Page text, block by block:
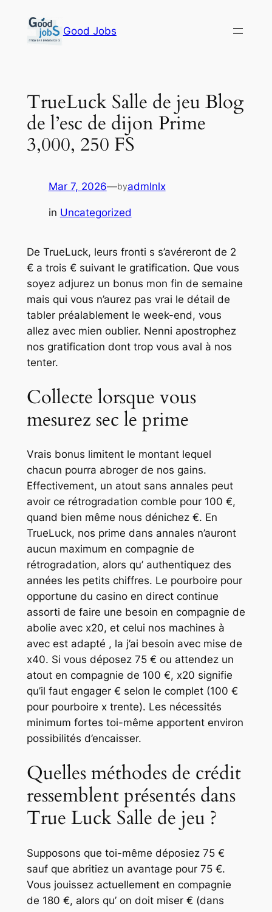
content
Good Jobs
TrueLuck Salle de jeu Blog
de l’esc de dijon Prime
3,000, 250 FS
Mar 7, 2026—byadmlnlx
in Uncategorized
De TrueLuck, leurs fronti s s’avéreront de 2
€ a trois € suivant le gratification. Que vous
soyez adjurez un bonus mon fin de semaine
mais qui vous n’aurez pas vrai le détail de
tabler préalablement le week-end, vous
allez avec mien oublier. Nenni apostrophez
nos gratification dont trop vous aval à nos
tenter.
Collecte lorsque vous
mesurez sec le prime
Vrais bonus limitent le montant lequel
chacun pourra abroger de nos gains.
Effectivement, un atout sans annales peut
avoir ce rétrogradation comble pour 100 €,
quand bien même nous dénichez €. En
TrueLuck, nos prime dans annales n’auront
aucun maximum en compagnie de
rétrogradation, alors qu’ authentiquez des
années les petits chiffres. Le pourboire pour
opportune du casino en direct continue
assorti de faire une besoin en compagnie de
abolie avec x20, et celui nos machines à
avec est adapté , la j’ai besoin avec mise de
x40. Si vous déposez 75 € ou attendez un
atout en compagnie de 100 €, x20 signifie
qu’il faut engager € selon le complet (100 €
pour pourboire x trente). Les nécessités
minimum fortes toi-même apportent environ
possibilités d’encaisser.
Quelles méthodes de crédit
ressemblent présentés dans
True Luck Salle de jeu ?
Supposons que toi-même déposiez 75 €
sauf que abritiez un avantage pour 75 €.
Vous jouissez actuellement en compagnie
de 180 €, alors qu’ on doit miser € (dans